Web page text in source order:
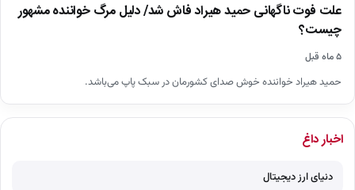
علت فوت ناگهانی حمید هیراد فاش شد/ دلیل مرگ خواننده مشهور
چیست؟
۵ ماه قبل
حمید هیراد خواننده خوش صدای کشورمان در سبک پاپ می‌باشد.
اخبار داغ
دنیای ارز دیجیتال